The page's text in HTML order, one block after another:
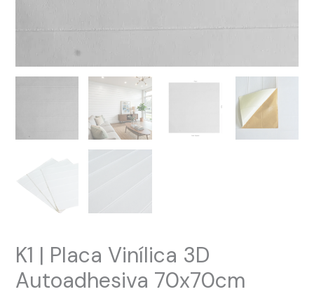
K1 | Placa Vinílica 3D
Autoadhesiva 70x70cm